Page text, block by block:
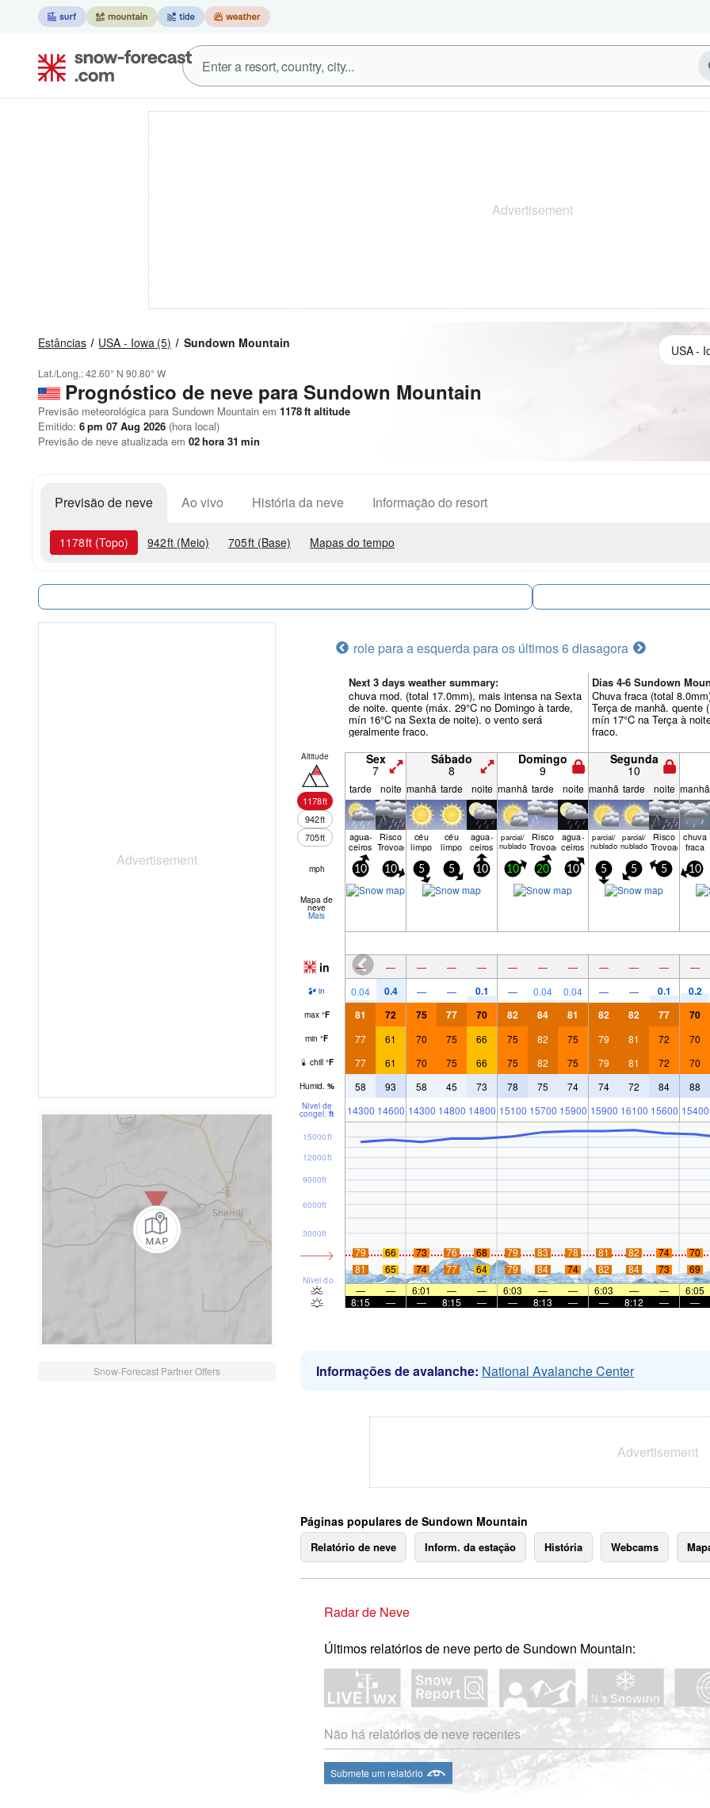
Estâncias USA - Iowa (5) Sundown Mountain
Lat./Long.:42.60° N 90.80° W
Prognóstico de neve para Sundown Mountain
Previsão meteorológica para Sundown Mountain em 1178ft altitude
Emitido: 6 pm 07 Aug 2026 (hora local)
Previsão de neve atualizada em 02hora 31 min
Previsão de neve Ao vivo História da neve Informação do resort
1178ft (Topo) 942ft (Meio) 705ft (Base) Mapas do tempo
Snow-Forecast Partner Offers
role para a esquerda para os últimos 6 diasagora
Next 3 days weather summary:
chuva mod. (total 17.0mm), mais intensa na Sexta
de noite. quente (máx. 29°C no Domingo à tarde,
mín 16°C na Sexta de noite). o vento será
geralmente fraco.
Dias 4-6 Sundown
Chuva fraca (total
Terça de manhã. quente
mín 17°C na Terça à
fraco.
Altitude
1178ft
942ft
705ft
Sex
7
Sábado
8
Domingo
9
Segunda
10
tarde noite manhã tarde noite manhã tarde noite manhã tarde noite manhã
agua­
ceiros
Risco
Trovoada
céu
limpo
céu
limpo
agua­
ceiros
parcial/
nublado
Risco
Trovoada
agua­
ceiros
parcial/
nublado
parcial/
nublado
Risco
Trovoada
chuva
fraca
mph 10 10 5 5 10 10 20 10 5 5 5 10
Mapa de
neve
Mais
in — — — — — — — — — — — —
in 0.04 0.4 — — 0.1 — 0.04 0.04 — — 0.1 0.2
max °F 81 72 75 77 70 82 84 81 82 82 77 70
min °F 77 61 70 75 66 75 82 75 79 81 72 70
chill °F 77 61 70 75 66 75 82 75 79 81 72 70
Humid. % 58 93 58 45 73 78 75 74 74 72 84 88
Nível de
congel. ft 14300 14600 14300 14800 14800 15100 15700 15900 15900 16100 15600 15400
Nível do mar
3000ft
6000ft
9000ft
12000ft
15000ft
79 66 73 76 68 79 83 78 81 82 74 70
81
65 74 77 64 79 84 74 82 84 73 69
—
— 6:01 — — 6:03 — — 6:03 — — 6:05
8:15
— — 8:15 — — 8:13 — — 8:12 — —
Informações de avalanche: National Avalanche Center
Páginas populares de Sundown Mountain
Relatório de neve Inform. da estação História Webcams
Radar de Neve
Últimos relatórios de neve perto de Sundown Mountain:
Não há relatórios de neve recentes
Submete um relatório